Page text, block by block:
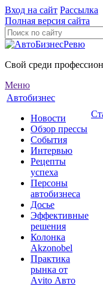
Вход на сайт Рассылка
Полная версия сайта
Свой среди
Меню
Автобизнес
Новости
Обзор прессы
События
Интервью
Рецепты
успеха
Персоны
автобизнеса
Досье
Эффективные
решения
Колонка
Akzonobel
Практика
рынка от
Аvito Авто